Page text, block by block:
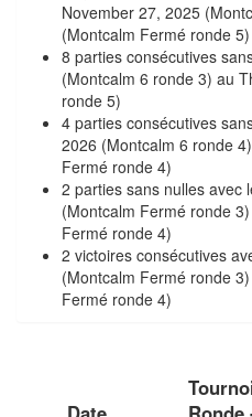
November 27, 2025
(Montcalm Fermé ronde 5)
8 parties consécutives
(Montcalm 6 ronde 3) au
ronde 5)
4 parties consécutives
2026 (Montcalm 6 ronde
Fermé ronde 4)
2 parties sans nulles avec
(Montcalm Fermé ronde
Fermé ronde 4)
2 victoires consécutives
(Montcalm Fermé ronde
Fermé ronde 4)